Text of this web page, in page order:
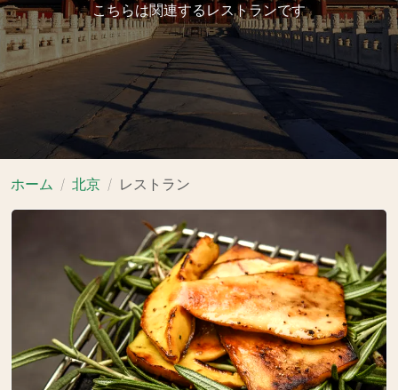
こちらは関連するレストランです
ホーム 北京 レストラン